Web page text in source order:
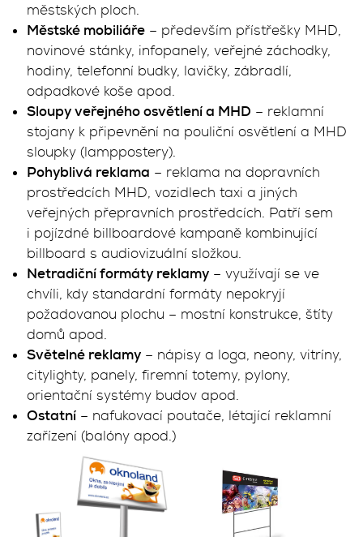
městských ploch.
Městské mobiliáře – především přístřešky MHD,
novinové stánky, infopanely, veřejné záchodky,
hodiny, telefonní budky, lavičky, zábradlí,
odpadkové koše apod.
Sloupy veřejného osvětlení a MHD – reklamní
stojany k připevnění na pouliční osvětlení a MHD
sloupky (lamppostery).
Pohyblivá reklama – reklama na dopravních
prostředcích MHD, vozidlech taxi a jiných
veřejných přepravních prostředcích. Patří sem
i pojízdné billboardové kampaně kombinující
billboard s audiovizuální složkou.
Netradiční formáty reklamy – využívají se ve
chvíli, kdy standardní formáty nepokryjí
požadovanou plochu – mostní konstrukce, štíty
domů apod.
Světelné reklamy – nápisy a loga, neony, vitríny,
citylighty, panely, firemní totemy, pylony,
orientační systémy budov apod.
Ostatní – nafukovací poutače, létající reklamní
zařízení (balóny apod.)